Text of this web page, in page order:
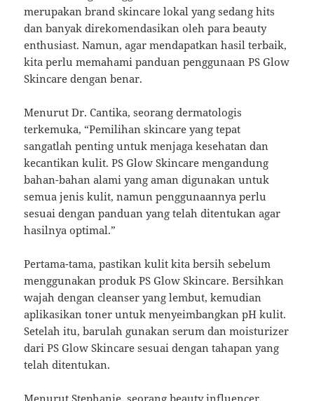
merupakan brand skincare lokal yang sedang hits
dan banyak direkomendasikan oleh para beauty
enthusiast. Namun, agar mendapatkan hasil terbaik,
kita perlu memahami panduan penggunaan PS Glow
Skincare dengan benar.
Menurut Dr. Cantika, seorang dermatologis
terkemuka, “Pemilihan skincare yang tepat
sangatlah penting untuk menjaga kesehatan dan
kecantikan kulit. PS Glow Skincare mengandung
bahan-bahan alami yang aman digunakan untuk
semua jenis kulit, namun penggunaannya perlu
sesuai dengan panduan yang telah ditentukan agar
hasilnya optimal.”
Pertama-tama, pastikan kulit kita bersih sebelum
menggunakan produk PS Glow Skincare. Bersihkan
wajah dengan cleanser yang lembut, kemudian
aplikasikan toner untuk menyeimbangkan pH kulit.
Setelah itu, barulah gunakan serum dan moisturizer
dari PS Glow Skincare sesuai dengan tahapan yang
telah ditentukan.